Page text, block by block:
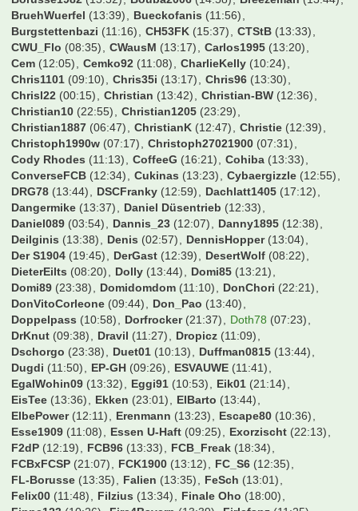
00nils(12:49) 0711(14:05) 13.02.1948(22:17)
19Sakul96(12:44) 210597(12:53) 3146589
8Prozent(13:44) ARMINIA(07:01) Adden(13:18)
Addi2004 (13:03) Aldikolonne(23:42) Ali72(17:22)
Alstadener(08:49) Andi5421(13:53) Andiano86 (13:21)
Andiii(10:42) Andre4567(18:01) AndyKrB (13:29)
Ani Banichkata(13:37) Arbeitneymar(16:55) Ardi09(19:52)
Aschi(19:51) Atze1406(15:29) Augsburger
Australier76(12:41) B-Rabbit(13:01) BS79(13:11)
BVB1989(12:23) Balakov(12:36) Balatoni (13:17)
Bambalabam(13:34) BarneyGumble(11:32) Bastek(13:30)
Bastemi(13:07) BastiFantasti1983(13:40) Batzi(17:29)
BavariaFantastika(12:18) BayernArno(13:30)
BayernBest(06:44) Beda_PF(13:23) Beecker1920
Ben1986(17:39) Benny1103(18:40) Bernhard(13:40)
BetzeBuis(13:05) Biertown(13:49) Bilbo(10:41)
Birne(13:34) Bofingson(20:21) Bolznaldo(19:33)
Bolzplatz(13:42) BonoVox(23:05) Booo(13:34)
Borusse1982(13:32) Bouba2006(14:58) Breezeman(13:44)
BruehWuerfel(13:39) Bueckofanis (11:56)
Burgstettenbazi(11:16) CH53FK(15:37) CTStB(13:33)
CWU_Flo(08:35) CWausM(13:17) Carlos1995
Cem(12:05) Cemko92(11:08) CharlieKelly(10:24)
Chris1101(09:10) Chris35i(13:17) Chris96(13:30)
Chrisl22(00:15) Christian(13:42) Christian-BW(12:36)
Christian10(22:55) Christian1205(23:29)
Christian1887(06:47) ChristianK(12:47) Christie(12:39)
Christoph1990w(07:17) Christoph27021900(07:31)
Cody Rhodes (11:13) CoffeeG (16:21) Cohiba(13:33)
ConverseFCB(12:34) Cukinas(13:23) Cybaergizzle
DRG78(13:44) DSCFranky (12:59) Dachlatt1405(17:12)
Dangermike(13:37) Daniel Düsentrieb(12:33)